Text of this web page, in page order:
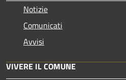
Notizie
Comunicati
Avvisi
VIVERE IL COMUNE